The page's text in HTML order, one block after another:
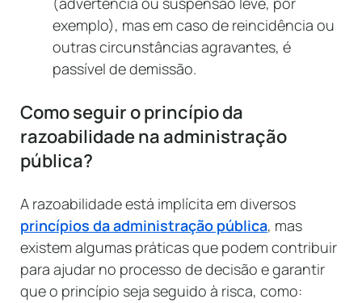
exemplo), mas em caso de reincidência ou
outras circunstâncias agravantes, é
passível de demissão.
Como seguir o princípio da
razoabilidade na administração
pública?
A razoabilidade está implícita em diversos
princípios da administração pública, mas
existem algumas práticas que podem contribuir
para ajudar no processo de decisão e garantir
que o princípio seja seguido à risca, como: